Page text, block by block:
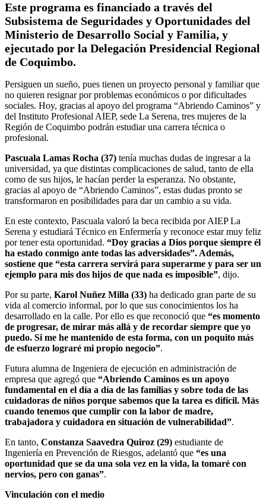
Este programa es financiado a través del
Subsistema de Seguridades y Oportunidades del
Ministerio de Desarrollo Social y Familia, y
ejecutado por la Delegación Presidencial Regional
de Coquimbo.
Persiguen un sueño, pues tienen un proyecto personal y familiar que
no quieren resignar por problemas económicos o por dificultades
sociales. Hoy, gracias al apoyo del programa “Abriendo Caminos” y
del Instituto Profesional AIEP, sede La Serena, tres mujeres de la
Región de Coquimbo podrán estudiar una carrera técnica o
profesional.
Pascuala Lamas Rocha (37) tenía muchas dudas de ingresar a la
universidad, ya que distintas complicaciones de salud, tanto de ella
como de sus hijos, le hacían perder la esperanza. No obstante,
gracias al apoyo de “Abriendo Caminos”, estas dudas pronto se
transformaron en posibilidades para dar un cambio a su vida.
En este contexto, Pascuala valoró la beca recibida por AIEP La
Serena y estudiará Técnico en Enfermería y reconoce estar muy feliz
por tener esta oportunidad. “Doy gracias a Dios porque siempre él
ha estado conmigo ante todas las adversidades”. Además,
sostiene que “esta carrera servirá para superarme y para ser un
ejemplo para mis dos hijos de que nada es imposible”, dijo.
Por su parte, Karol Nuñez Milla (33) ha dedicado gran parte de su
vida al comercio informal, por lo que sus conocimientos los ha
desarrollado en la calle. Por ello es que reconoció que “es momento
de progresar, de mirar más allá y de recordar siempre que yo
puedo. Si me he mantenido de esta forma, con un poquito más
de esfuerzo lograré mi propio negocio”.
Futura alumna de Ingeniera de ejecución en administración de
empresa que agregó que “Abriendo Caminos es un apoyo
fundamental en el día a día de las familias y sobre toda de las
cuidadoras de niños porque sabemos que la tarea es difícil. Más
cuando tenemos que cumplir con la labor de madre,
trabajadora y cuidadora en situación de vulnerabilidad”.
En tanto, Constanza Saavedra Quiroz (29) estudiante de
Ingeniería en Prevención de Riesgos, adelantó que “es una
oportunidad que se da una sola vez en la vida, la tomaré con
nervios, pero con ganas”.
Vinculación con el medio